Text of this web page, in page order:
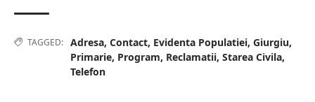
TAGGED: Adresa, Contact, Evidenta Populatiei, Giurgiu,
Primarie, Program, Reclamatii, Starea Civila,
Telefon